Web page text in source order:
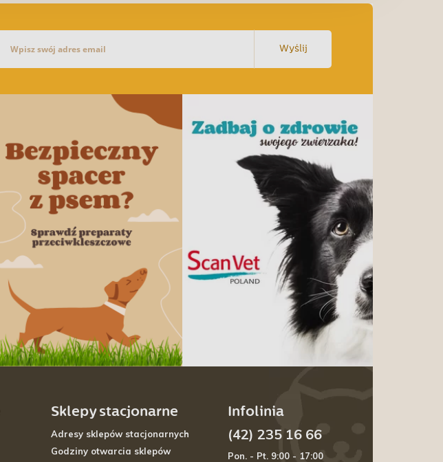
Wyślij
Sklepy stacjonarne
Adresy sklepów stacjonarnych
Godziny otwarcia sklepów
Infolinia
(42) 235 16 66
Pon. - Pt. 9:00 - 17:00